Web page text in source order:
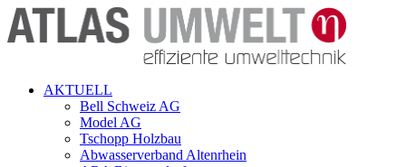
AKTUELL
Bell Schweiz AG
Model AG
Tschopp Holzbau
Abwasserverband Altenrhein